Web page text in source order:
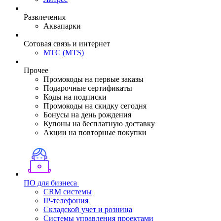
Развлечения
Аквапарки
Сотовая связь и интернет
МТС (MTS)
Прочее
Промокоды на первые заказы
Подарочные сертификаты
Коды на подписки
Промокоды на скидку сегодня
Бонусы на день рождения
Купоны на бесплатную доставку
Акции на повторные покупки
ПО для бизнеса
CRM системы
IP-телефония
Складской учет и розница
Системы управления проектами